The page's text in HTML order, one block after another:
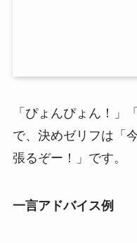
「ぴょんぴょん！」
で、決めゼリフは「
張るぞー！」です。
一言アドバイス例